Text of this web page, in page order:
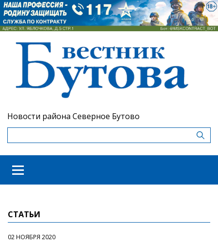
Новости района Северное Бутово
СТАТЬИ
02 НОЯБРЯ 2020